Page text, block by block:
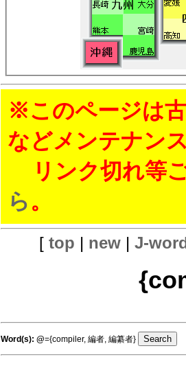
※このページは
などメンテナン
リンク切れ等
ら。
[ top | new| J-
Word(s): @={compiler, 編者, 編纂者}